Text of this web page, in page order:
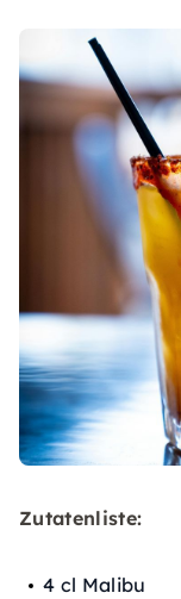
Zutatenliste:
4 cl Malibu